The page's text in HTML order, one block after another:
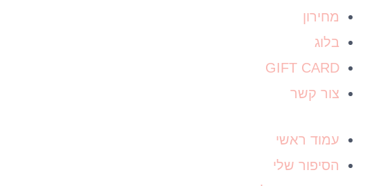
מחירון
בלוג
GIFT CARD
צור קשר
עמוד ראשי
הסיפור שלי